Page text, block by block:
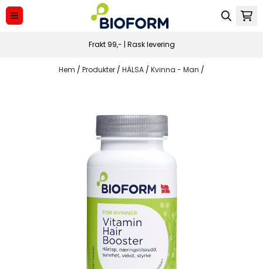
Hoppa till innehåll
Frakt 99,- | Rask levering
Hem / Produkter / HÄLSA / Kvinna - Man /